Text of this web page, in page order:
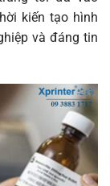
kiến tạo hình
và đáng tin